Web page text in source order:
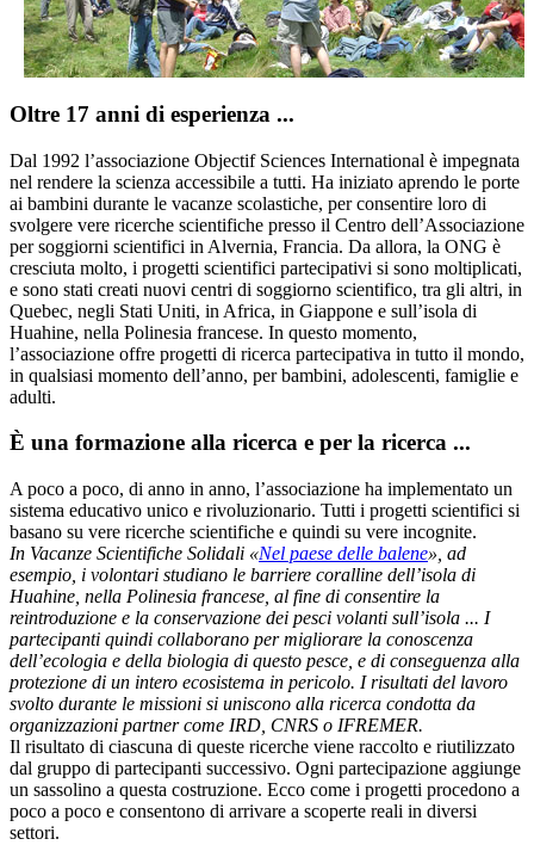
Oltre 17 anni di esperienza ...
Dal 1992 l’associazione Objectif Sciences International è impegnata
nel rendere la scienza accessibile a tutti. Ha iniziato aprendo le porte
ai bambini durante le vacanze scolastiche, per consentire loro di
svolgere vere ricerche scientifiche presso il Centro dell’Associazione
per soggiorni scientifici in Alvernia, Francia. Da allora, la ONG è
cresciuta molto, i progetti scientifici partecipativi si sono moltiplicati,
e sono stati creati nuovi centri di soggiorno scientifico, tra gli altri, in
Quebec, negli Stati Uniti, in Africa, in Giappone e sull’isola di
Huahine, nella Polinesia francese. In questo momento,
l’associazione offre progetti di ricerca partecipativa in tutto il mondo,
in qualsiasi momento dell’anno, per bambini, adolescenti, famiglie e
adulti.
È una formazione alla ricerca e per la ricerca ...
A poco a poco, di anno in anno, l’associazione ha implementato un
sistema educativo unico e rivoluzionario. Tutti i progetti scientifici si
basano su vere ricerche scientifiche e quindi su vere incognite.
In Vacanze Scientifiche Solidali «Nel paese delle balene», ad
esempio, i volontari studiano le barriere coralline dell’isola di
Huahine, nella Polinesia francese, al fine di consentire la
reintroduzione e la conservazione dei pesci volanti sull’isola ... I
partecipanti quindi collaborano per migliorare la conoscenza
dell’ecologia e della biologia di questo pesce, e di conseguenza alla
protezione di un intero ecosistema in pericolo. I risultati del lavoro
svolto durante le missioni si uniscono alla ricerca condotta da
organizzazioni partner come IRD, CNRS o IFREMER.
Il risultato di ciascuna di queste ricerche viene raccolto e riutilizzato
dal gruppo di partecipanti successivo. Ogni partecipazione aggiunge
un sassolino a questa costruzione. Ecco come i progetti procedono a
poco a poco e consentono di arrivare a scoperte reali in diversi
settori.